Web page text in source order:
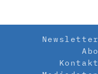
Newsletter
Abo
Kontakt